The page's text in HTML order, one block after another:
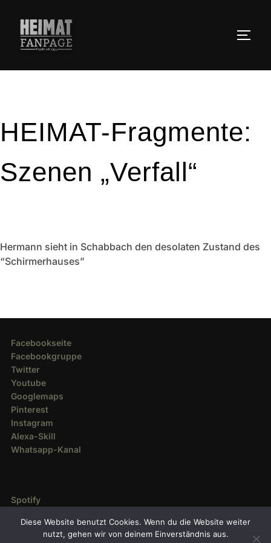
Inhalt
springen
HEIMAT-Fragmente:
Szenen „Verfall“
Hermann sieht in Schabbach den desolaten Zustand des
“Schirmerhauses”
Facebookseite
Facebookgruppe
Twitter
Youtube
Googlemaps
Pinterest
Instagram
Alexa-Skill
Whatsapp-Kanal
Spotify
Amazon Music
Diese Website benutzt Cookies. Wenn du die Website weiter
nutzt, gehen wir von deinem Einverständnis aus.